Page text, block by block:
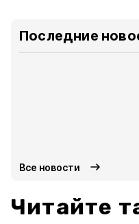
Последние
Все новости
Читайте